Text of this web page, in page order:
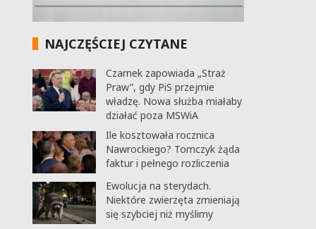
NAJCZĘŚCIEJ CZYTANE
Czarnek zapowiada „Straż
Praw”, gdy PiS przejmie
władzę. Nowa służba miałaby
działać poza MSWiA
Ile kosztowała rocznica
Nawrockiego? Tomczyk żąda
faktur i pełnego rozliczenia
Ewolucja na sterydach.
Niektóre zwierzęta zmieniają
się szybciej niż myślimy